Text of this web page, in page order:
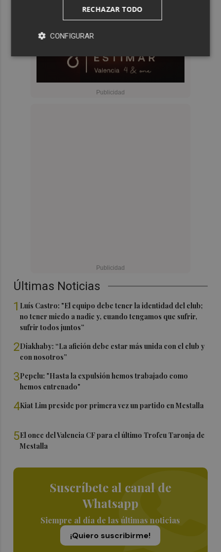
Últimas Noticias
1 Luís Castro: "El equipo debe tener la identidad del club;
no tener miedo a nadie y, cuando tengamos que sufrir,
sufrir todos juntos”
2Diakhaby: “La afición debe estar más unida con el club y
con nosotros”
3Pepelu: "Hasta la expulsión hemos trabajado como
hemos entrenado"
4Kiat Lim preside por primera vez un partido en Mestalla
5El once del Valencia CF para el último Trofeu Taronja de
Mestalla
Suscríbete al canal de
Whatsapp
Siempre al día de las últimas noticias
¡Quiero suscribirme!
RECHAZAR TODO
CONFIGURAR